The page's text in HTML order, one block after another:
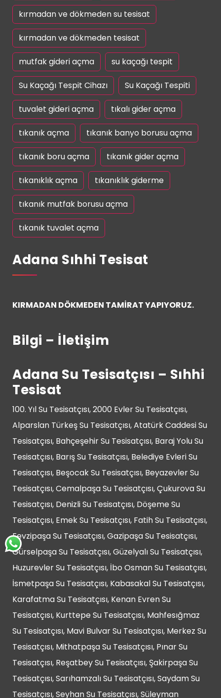
kırmadan ve dökmeden su tesisat
kırmadan ve dökmeden tesisat
mutfak gideri açma su kaçağı tespit
Su Kaçağı Tespit Cihazı Su Kaçağı Tespiti
tuvalet gideri açma tıkalı gider açma
tıkanık açma tıkanık banyo borusu açma
tıkanık boru açma tıkanık gider açma
tıkanıklık açma tıkanıklık giderme
tıkanık mutfak borusu açma
tıkanık tuvalet açma
Adana Sıhhi Tesisat
KIRMADAN DÖKMEDEN TAMİRAT YAPIYORUZ.
Bilgi – İletişim
Adana Su Tesisatçısı – Sıhhi
Tesisat
100. Yıl Su Tesisatçısı, 2000 Evler Su Tesisatçısı,
Alparslan Türkeş Su Tesisatçısı, Atatürk Caddesi Su
Tesisatçısı, Bahçeşehir Su Tesisatçısı, Baraj Yolu Su
Tesisatçısı, Barış Su Tesisatçısı, Belediye Evleri Su
Tesisatçısı, Beşocak Su Tesisatçısı, Beyazevler Su
Tesisatçısı, Cemalpaşa Su Tesisatçısı, Çukurova Su
Tesisatçısı, Denizli Su Tesisatçısı, Döşeme Su
Tesisatçısı, Emek Su Tesisatçısı, Fatih Su Tesisatçısı,
Fevzipaşa Su Tesisatçısı, Gazipaşa Su Tesisatçısı,
Gürselpaşa Su Tesisatçısı, Güzelyalı Su Tesisatçısı,
Huzurevler Su Tesisatçısı, İbo Osman Su Tesisatçısı,
İsmetpaşa Su Tesisatçısı, Kabasakal Su Tesisatçısı,
Karafatma Su Tesisatçısı, Kenan Evren Su
Tesisatçısı, Kurttepe Su Tesisatçısı, Mahfesığmaz
Su Tesisatçısı, Mavi Bulvar Su Tesisatçısı, Merkez Su
Tesisatçısı, Mithatpaşa Su Tesisatçısı, Pınar Su
Tesisatçısı, Reşatbey Su Tesisatçısı, Şakirpaşa Su
Tesisatçısı, Sarıhamzalı Su Tesisatçısı, Saydam Su
Tesisatçısı, Seyhan Su Tesisatçısı, Süleyman